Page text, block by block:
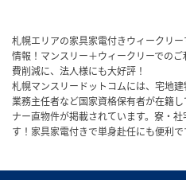
札幌エリアの家具家電付きウィークリ
情報！マンスリー＋ウィークリーでの
費削減に、法人様にも大好評！
札幌マンスリードットコムには、宅地
業務主任者など国家資格保有者が在籍
ナー直物件が掲載されています。寮・
す！家具家電付きで単身赴任にも便利で